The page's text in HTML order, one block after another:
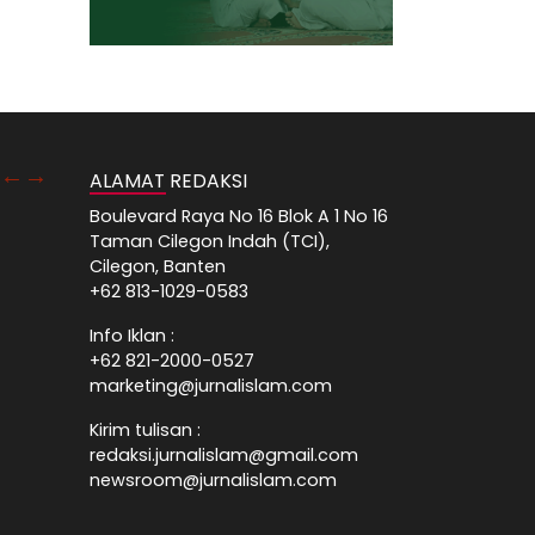
ALAMAT REDAKSI
Boulevard Raya No 16 Blok A 1 No 16
Taman Cilegon Indah (TCI),
Cilegon, Banten
+62 813-1029-0583
Info Iklan :
+62 821-2000-0527
marketing@jurnalislam.com
Kirim tulisan :
redaksi.jurnalislam@gmail.com
newsroom@jurnalislam.com